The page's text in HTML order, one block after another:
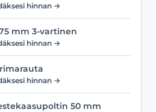
hinnan →
mm 3-vartinen
hinnan →
hinnan →
50 mm